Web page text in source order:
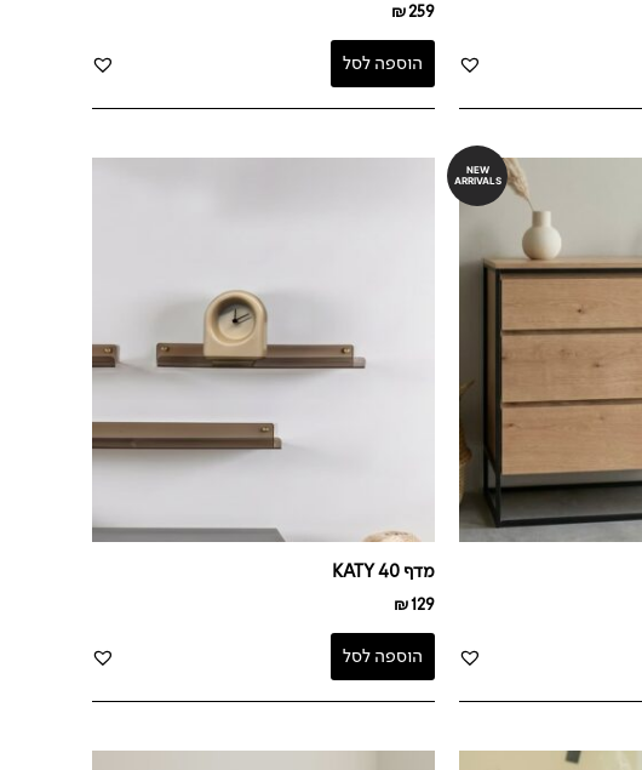
₪259
הוספה לסל
NEW
ARRIVALS
מדף KATY 40
₪129
הוספה לסל